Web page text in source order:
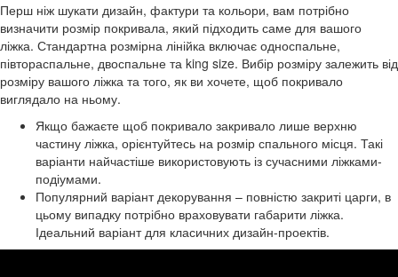
Перш ніж шукати дизайн, фактури та кольори, вам потрібно
визначити розмір покривала, який підходить саме для вашого
ліжка. Стандартна розмірна лінійка включає односпальне,
півтораспальне, двоспальне та king size. Вибір розміру залежить від
розміру вашого ліжка та того, як ви хочете, щоб покривало
виглядало на ньому.
Якщо бажаєте щоб покривало закривало лише верхню
частину ліжка, орієнтуйтесь на розмір спального місця. Такі
варіанти найчастіше використовують із сучасними ліжками-
подіумами.
Популярний варіант декорування – повністю закриті царги, в
цьому випадку потрібно враховувати габарити ліжка.
Ідеальний варіант для класичних дизайн-проектів.